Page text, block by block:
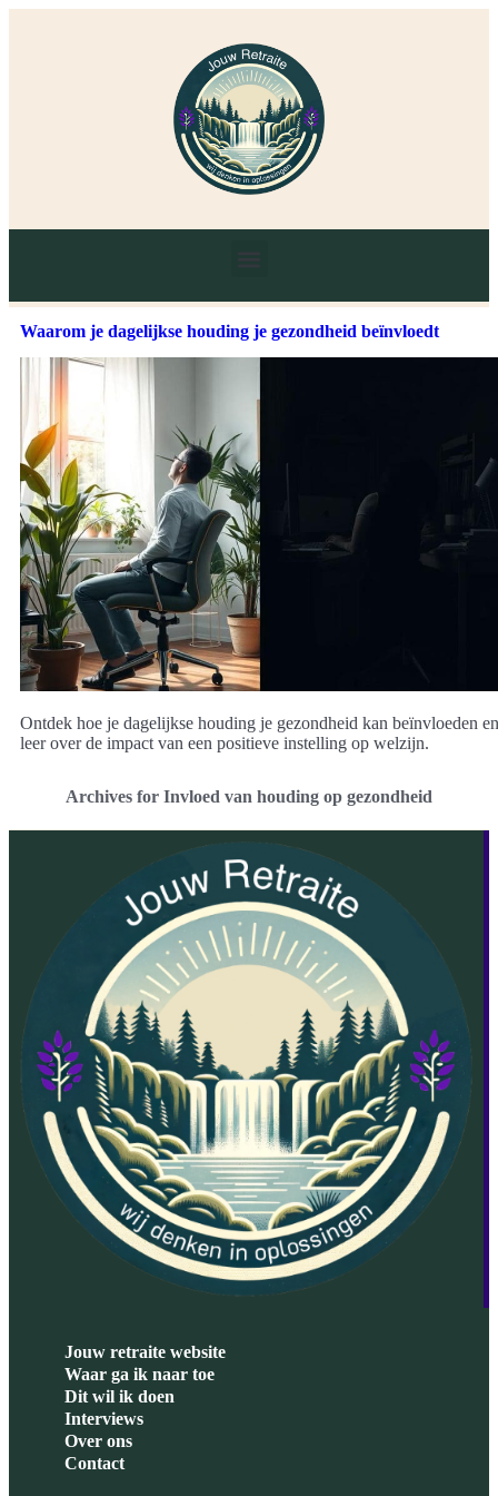
Waarom je dagelijkse houding je gezondheid beïnvloedt
Ontdek hoe je dagelijkse houding je gezondheid kan beïnvloeden en
leer over de impact van een positieve instelling op welzijn.
Archives for Invloed van houding op gezondheid
Jouw retraite website
Waar ga ik naar toe
Dit wil ik doen
Interviews
Over ons
Contact